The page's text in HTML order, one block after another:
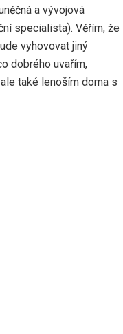
a vývojová
specialista). Věřím, že
vyhovovat jiný
dobrého uvařím,
také lenoším doma s